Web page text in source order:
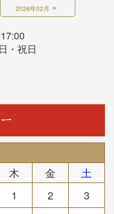
2026年02月 »
・祝日
木 金
土
1
2
3